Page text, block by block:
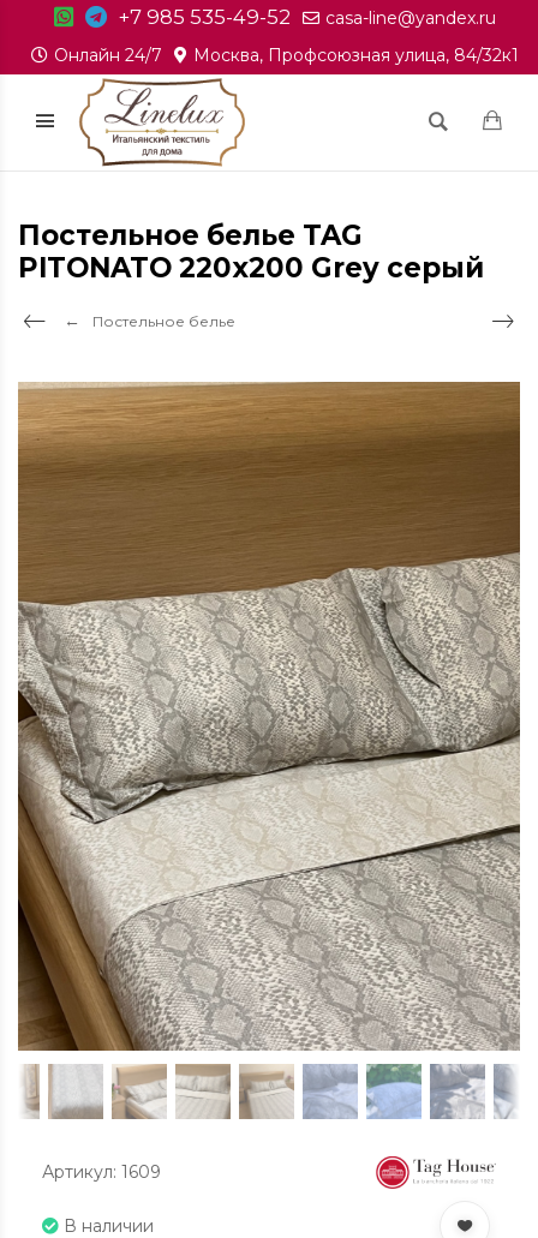
+7 985 535-49-52
casa-line@yandex.ru
Онлайн 24/7
Москва, Профсоюзная улица, 84/32к1
Постельное белье TAG
PITONATO 220x200 Grey серый
Постельное белье
Артикул: 1609
В наличии